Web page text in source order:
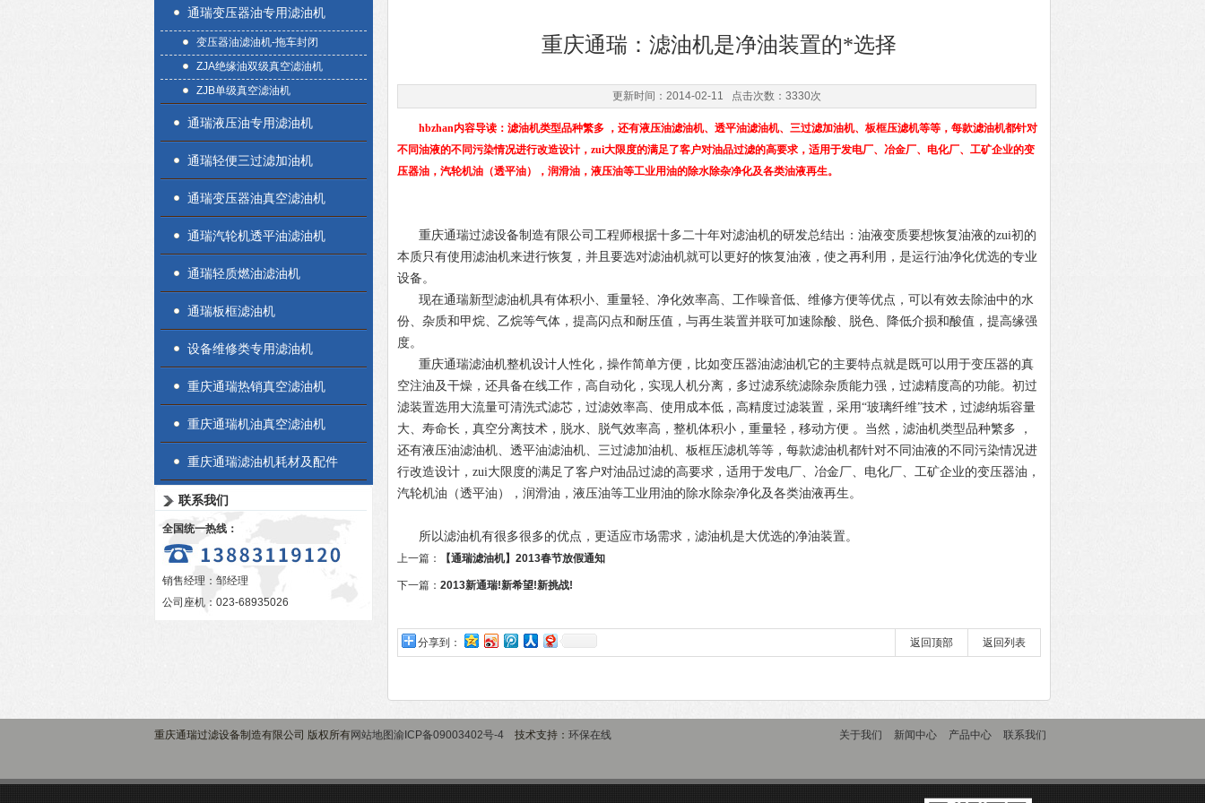
通瑞变压器油专用滤油机
变压器油滤油机-拖车封闭
ZJA绝缘油双级真空滤油机
ZJB单级真空滤油机
通瑞液压油专用滤油机
通瑞轻便三过滤加油机
通瑞变压器油真空滤油机
通瑞汽轮机透平油滤油机
通瑞轻质燃油滤油机
通瑞板框滤油机
设备维修类专用滤油机
重庆通瑞热销真空滤油机
重庆通瑞机油真空滤油机
重庆通瑞滤油机耗材及配件
联系我们
全国统一热线：
销售经理：邹经理
公司座机：023-68935026
重庆通瑞：滤油机是净油装置的*选择
更新时间：2014-02-11 点击次数：3330次
hbzhan内容导读：滤油机类型品种繁多 ，还有液压油滤油机、透平油滤油机、三过滤加油机、板框压滤机等等，每款滤油机都针对
不同油液的不同污染情况进行改造设计，zui大限度的满足了客户对油品过滤的高要求，适用于发电厂、冶金厂、电化厂、工矿企业的变
压器油，汽轮机油（透平油），润滑油，液压油等工业用油的除水除杂净化及各类油液再生。
重庆通瑞过滤设备制造有限公司工程师根据十多二十年对滤油机的研发总结出：油液变质要想恢复油液的zui初的
本质只有使用滤油机来进行恢复，并且要选对滤油机就可以更好的恢复油液，使之再利用，是运行油净化优选的专业
设备。
现在通瑞新型滤油机具有体积小、重量轻、净化效率高、工作噪音低、维修方便等优点，可以有效去除油中的水
份、杂质和甲烷、乙烷等气体，提高闪点和耐压值，与再生装置并联可加速除酸、脱色、降低介损和酸值，提高缘强
度。
重庆通瑞滤油机整机设计人性化，操作简单方便，比如变压器油滤油机它的主要特点就是既可以用于变压器的真
空注油及干燥，还具备在线工作，高自动化，实现人机分离，多过滤系统滤除杂质能力强，过滤精度高的功能。初过
滤装置选用大流量可清洗式滤芯，过滤效率高、使用成本低，高精度过滤装置，采用“玻璃纤维”技术，过滤纳垢容量
大、寿命长，真空分离技术，脱水、脱气效率高，整机体积小，重量轻，移动方便 。当然，滤油机类型品种繁多 ，
还有液压油滤油机、透平油滤油机、三过滤加油机、板框压滤机等等，每款滤油机都针对不同油液的不同污染情况进
行改造设计，zui大限度的满足了客户对油品过滤的高要求，适用于发电厂、冶金厂、电化厂、工矿企业的变压器油，
汽轮机油（透平油），润滑油，液压油等工业用油的除水除杂净化及各类油液再生。
所以滤油机有很多很多的优点，更适应市场需求，滤油机是大优选的净油装置。
上一篇： 【通瑞滤油机】2013春节放假通知
下一篇： 2013新通瑞!新希望!新挑战!
分享到： 返回列表
返回顶部
重庆通瑞过滤设备制造有限公司 版权所有网站地图渝ICP备09003402号-4 技术支持： 环保在线 关于我们 新闻中心 产品中心 联系我们